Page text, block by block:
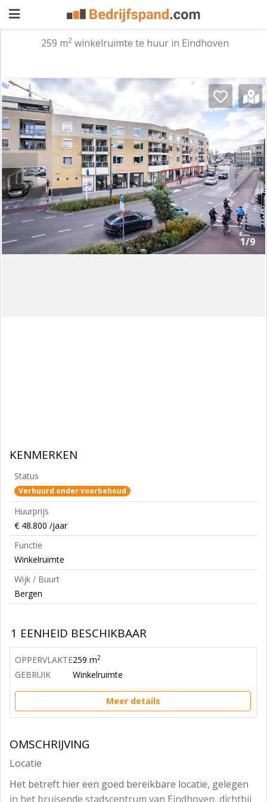
aanbieden
Pand
zoeken
Waarom
adverteren
Premium
adverteren
Blog
Registreren
Login
259 m2winkelruimte te huur in Eindhoven
1/9
KENMERKEN
Status
Verhuurd onder voorbehoud
Huurprijs
€ 48.800 /jaar
Functie
Winkelruimte
Wijk / Buurt
Bergen
1 EENHEID BESCHIKBAAR
OPPERVLAKTE259 m2
GEBRUIK Winkelruimte
Meer details
OMSCHRIJVING
Locatie
Het betreft hier een goed bereikbare locatie, gelegen
in het bruisende stadscentrum van Eindhoven, dichtbij